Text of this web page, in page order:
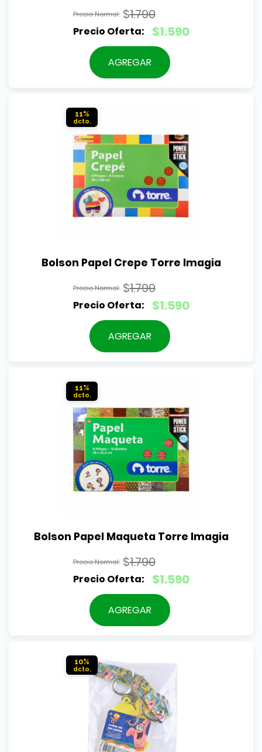
$1.790
El
precio
original
$1.590
El
precio
actual
AGREGAR
11%
Bolson Papel Crepe Torre Imagia
$1.790
El
precio
original
$1.590
El
precio
actual
AGREGAR
11%
Bolson Papel Maqueta Torre Imagia
$1.790
El
precio
original
$1.590
El
precio
actual
AGREGAR
10%